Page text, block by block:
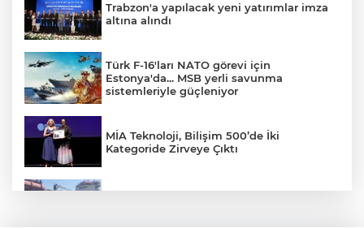
Trabzon'a yapılacak yeni yatırımlar imza
altına alındı
Türk F-16'ları NATO görevi için
Estonya'da... MSB yerli savunma
sistemleriyle güçleniyor
MİA Teknoloji, Bilişim 500’de İki
Kategoride Zirveye Çıktı